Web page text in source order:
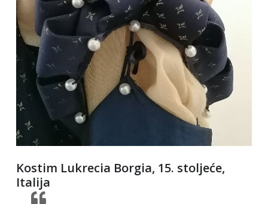
Kostim Lukrecia Borgia, 15. stoljeće,
Italija